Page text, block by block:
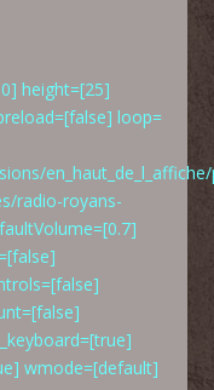
height=[25]
loop=
radio-royans-
wmode=[default]